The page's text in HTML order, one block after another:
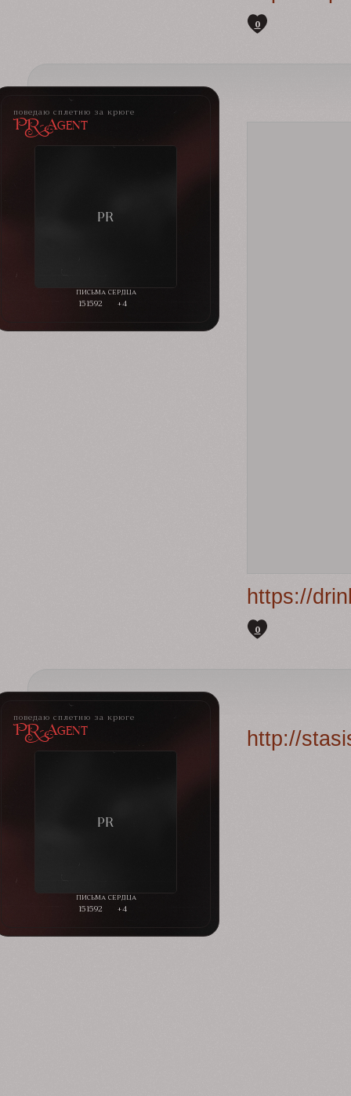
0
поведаю сплетню за крюге
PR-Agent
151592 +4
https://
0
поведаю сплетню за крюге
PR-Agent
151592 +4
http://